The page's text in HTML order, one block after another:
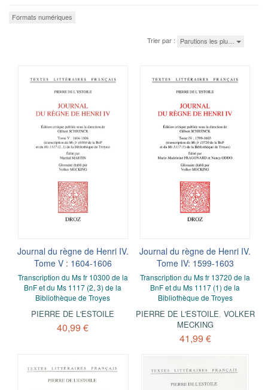
Formats numériques
Trier par : Parutions les plu…
Journal du règne de Henri IV.
Tome V : 1604-1606
Transcription du Ms fr 10300 de la
BnF et du Ms 1117 (2, 3) de la
Bibliothèque de Troyes
PIERRE DE L'ESTOILE
40,99 €
Journal du règne de Henri IV.
Tome IV: 1599-1603
Transcription du Ms fr 13720 de la
BnF et du Ms 1117 (1) de la
Bibliothèque de Troyes
PIERRE DE L'ESTOILE, VOLKER
MECKING
41,99 €